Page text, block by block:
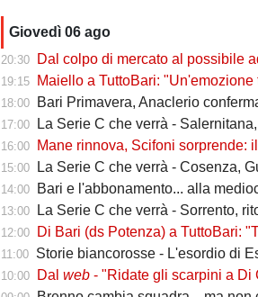
Giovedì 06 ago
20:30 Dal colpo di mercato al possibile addio: perché
19:15 Maiello a TuttoBari: "Un'emozione tornare al San Nicola,
18:00 Bari Primavera, Anaclerio confermato in
17:00 La Serie C che verrà - Salernitana, gemellaggio col
16:00 Mane rinnova, Scifoni sorprende: il
15:00 La Serie C che verrà - Cosenza, Guarascio
14:00 Bari e l'abbonamento... alla
13:00 La Serie C che verrà - Sorrento, ritorno al passato con
12:00 Di Bari (ds Potenza) a TuttoBari: "Tribuzzi e Gomez? Li ebbi al
11:00 Storie biancorosse - L'esordio di Esposito nella
10:00 Dalweb - "Ridate gli scarpini a Di Cesare e Antenucci!